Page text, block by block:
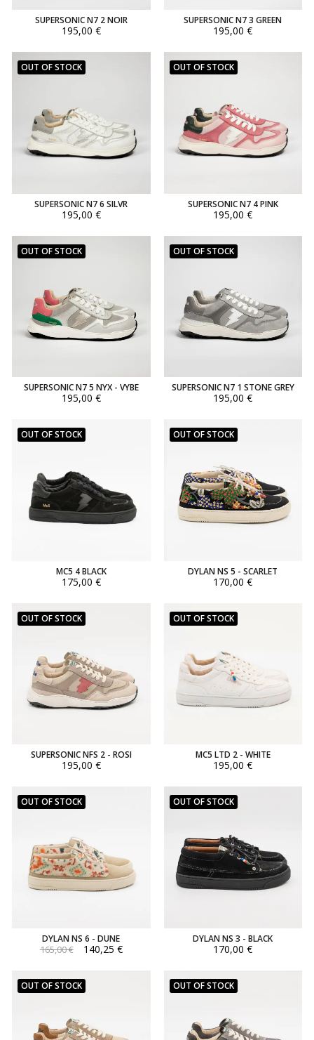
SUPERSONIC N7 2 NOIR
195,00 €
SUPERSONIC N7 3 GREEN
195,00 €
OUT OF STOCK
SUPERSONIC N7 6 SILVR
195,00 €
OUT OF STOCK
SUPERSONIC N7 4 PINK
195,00 €
OUT OF STOCK
SUPERSONIC N7 5 NYX - VYBE
195,00 €
OUT OF STOCK
SUPERSONIC N7 1 STONE GREY
195,00 €
OUT OF STOCK
MC5 4 BLACK
175,00 €
OUT OF STOCK
DYLAN NS 5 - SCARLET
170,00 €
OUT OF STOCK
SUPERSONIC NFS 2 - ROSI
195,00 €
OUT OF STOCK
MC5 LTD 2 - WHITE
195,00 €
OUT OF STOCK
DYLAN NS 6 - DUNE
165,00 € 140,25 €
OUT OF STOCK
DYLAN NS 3 - BLACK
170,00 €
OUT OF STOCK OUT OF STOCK